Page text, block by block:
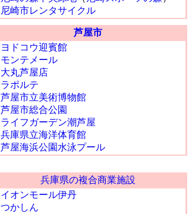
尼崎市レンタサイクル
芦屋市
ヨドコウ迎賓館
モンテメール
大丸芦屋店
ラポルテ
芦屋市立美術博物館
芦屋市総合公園
ライフガーデン潮芦屋
兵庫県立海洋体育館
芦屋海浜公園水泳プール
兵庫県の複合商業施設
イオンモール伊丹
つかしん